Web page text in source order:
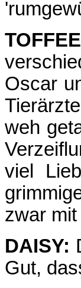
Oscar
weh
viel
zwar
DAISY:
Gut,